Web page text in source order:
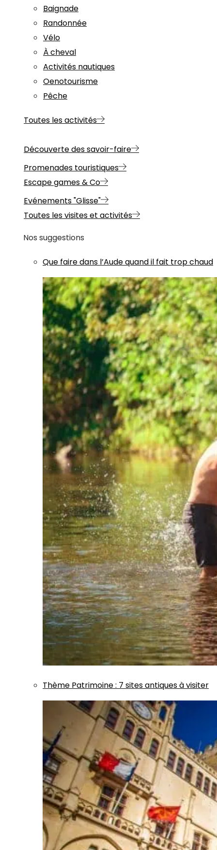
Baignade
Randonnée
Vélo
À cheval
Activités nautiques
Oenotourisme
Pêche
Toutes les activités
Découverte des savoir-faire
Promenades touristiques
Escape games & Co
Evénements "Glisse"
Toutes les visites et activités
Nos suggestions
Que faire dans l’Aude quand il fait trop chaud
Thème Patrimoine: 7 sites antiques à visiter